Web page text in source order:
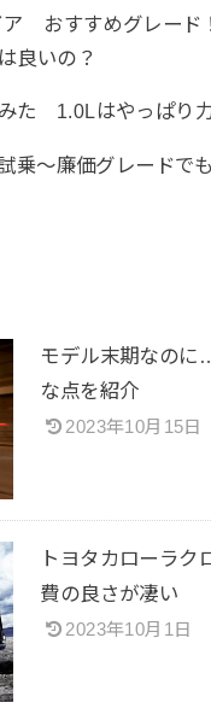
ア おすすめグレー
良いの？
た 1.0Lはやっぱり
～廉価グレードで
モデル末期なの
な点を紹介
2023年10月15日
トヨタカローラ
費の良さが凄い
2023年10月1日